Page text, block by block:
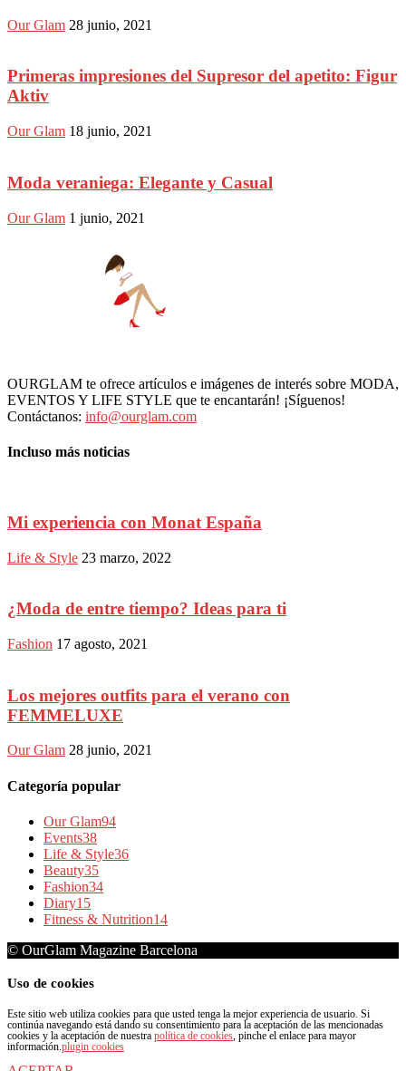
Our Glam 28 junio, 2021
Primeras impresiones del Supresor del apetito: Figur
Aktiv
Our Glam 18 junio, 2021
Moda veraniega: Elegante y Casual
Our Glam 1 junio, 2021
OURGLAM te ofrece artículos e imágenes de interés sobre MODA,
EVENTOS Y LIFE STYLE que te encantarán! ¡Síguenos!
Contáctanos: info@ourglam.com
Incluso más noticias
Mi experiencia con Monat España
Life & Style 23 marzo, 2022
¿Moda de entre tiempo? Ideas para ti
Fashion 17 agosto, 2021
Los mejores outfits para el verano con
FEMMELUXE
Our Glam 28 junio, 2021
Categoría popular
Our Glam94
Events38
Life & Style36
Beauty35
Fashion34
Diary15
Fitness & Nutrition14
© OurGlam Magazine Barcelona
Uso de cookies
Este sitio web utiliza cookies para que usted tenga la mejor experiencia de usuario. Si
continúa navegando está dando su consentimiento para la aceptación de las mencionadas
cookies y la aceptación de nuestra política de cookies, pinche el enlace para mayor
información.plugin cookies